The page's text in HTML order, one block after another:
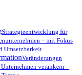
Strategieentwicklung für
– mit Fokus
Umsetzbarkeit.
Veränderungen
verankern –